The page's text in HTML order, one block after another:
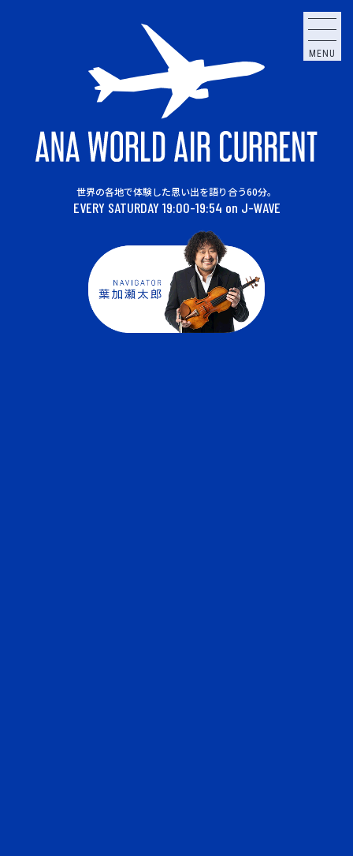
MENU
世界の各地で体験した思い出を語り合う60分。
EVERY SATURDAY 19:00-19:54 on J-WAVE